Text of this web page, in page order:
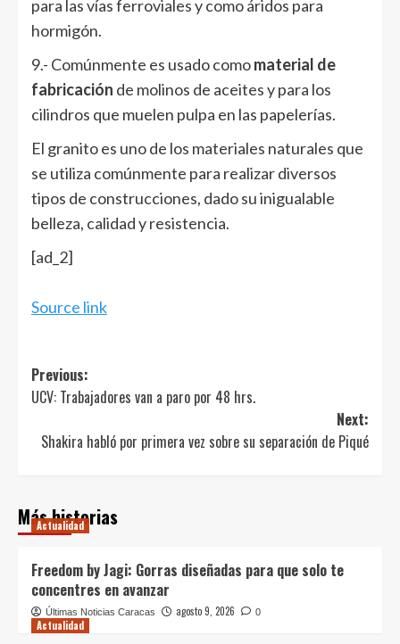
para las vías ferroviales y como áridos para
hormigón.
9.- Comúnmente es usado comomaterial de
fabricación de molinos de aceites y para los
cilindros que muelen pulpa en las papelerías.
El granito es uno de los materiales naturales que
se utiliza comúnmente para realizar diversos
tipos de construcciones, dado su inigualable
belleza, calidad y resistencia.
[ad_2]
Source link
Post
navigation
Previous:
UCV: Trabajadores van a paro por 48 hrs.
Next:
Shakira habló por primera vez sobre su separación de Piqué
Más historias
Actualidad
Freedom by Jagi: Gorras diseñadas para que solo te
concentres en avanzar
Últimas Noticias Caracas agosto 9, 2026 0
Actualidad